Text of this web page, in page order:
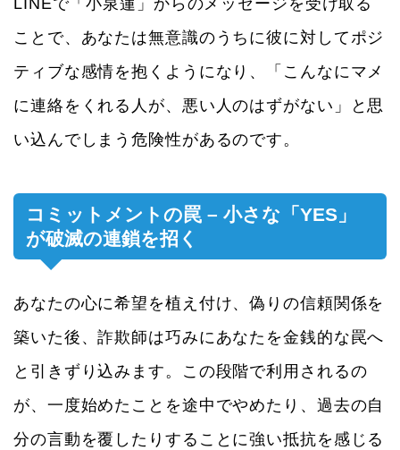
LINEで「小泉蓮」からのメッセージを受け取る
ことで、あなたは無意識のうちに彼に対してポジ
ティブな感情を抱くようになり、「こんなにマメ
に連絡をくれる人が、悪い人のはずがない」と思
い込んでしまう危険性があるのです。
コミットメントの罠 – 小さな「YES」
が破滅の連鎖を招く
あなたの心に希望を植え付け、偽りの信頼関係を
築いた後、詐欺師は巧みにあなたを金銭的な罠へ
と引きずり込みます。この段階で利用されるの
が、一度始めたことを途中でやめたり、過去の自
分の言動を覆したりすることに強い抵抗を感じる